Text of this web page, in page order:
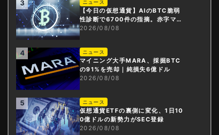
3 ニュース
【今日の仮想通貨】AIのBTC脆弱
性診断で6700件の指摘。赤字マイ
ニング企業はAIに賭ける
2026/08/08
4 ニュース
マイニング大手MARA、採掘BTC
の91%を売却｜純損失6億ドル
2026/08/08
5 ニュース
仮想通貨ETFの裏側に変化、1日10
0億ドルの新勢力がSEC登録
2026/08/08